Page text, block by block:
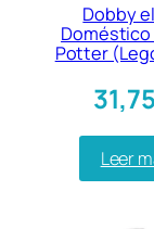
Dobby
Doméstico
Potter
Leer